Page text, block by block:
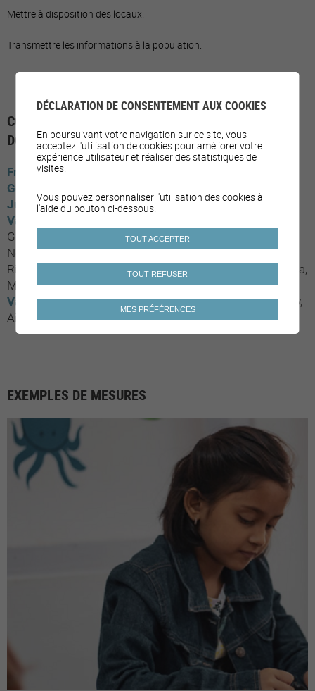
Mettre à disposition des locaux.
Transmettre les informations à la population.
COMMUNES AYANT MIS EN PLACE LE SOUS-
DOMAINE
Fribourg
Genève
Jura
Courtételle Moutier
Valais
Grimisuat
Lens Leukerbad
Nendaz Saxon Vétroz Noble-Contrée Viège Vouvry
Riddes Savièse Vernayaz Val de Bagnes Crans-Montana
Mont-Noble Orsières
Vaud
Nyon Renens Bussigny Yverdon-les-bains Pully
Aigle
EXEMPLES DE MESURES
DÉCLARATION DE CONSENTEMENT AUX COOKIES
En poursuivant votre navigation sur ce site, vous
acceptez l'utilisation de cookies pour améliorer votre
expérience utilisateur et réaliser des statistiques de
visites.
Vous pouvez personnaliser l'utilisation des cookies à
l'aide du bouton ci-dessous.
TOUT ACCEPTER
TOUT REFUSER
MES PRÉFÉRENCES